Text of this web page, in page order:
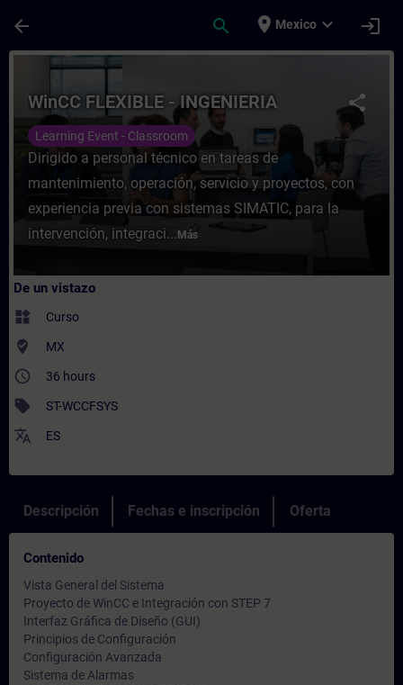
arrow_back search place Mexico expand_more login
Curso - WinCC FLEXIBLE -
share
WinCC FLEXIBLE - INGENIERIA
Learning Event - Classroom
Dirigido a personal técnico en tareas de
mantenimiento, operación, servicio y proyectos, con
experiencia previa con sistemas SIMATIC, para la
intervención, integraci... Más
De un vistazo
widgets Curso
where_to_vote MX
access_time 36 hours
sell ST-WCCFSYS
translate ES
Descripción Fechas e inscripción Oferta
Contenido
Vista General del Sistema
Proyecto de WinCC e Integración con STEP 7
Interfaz Gráfica de Diseño (GUI)
Principios de Configuración
Configuración Avanzada
Sistema de Alarmas